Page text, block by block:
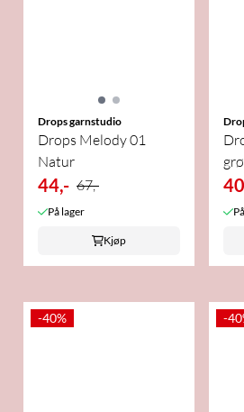
Drops garnstudio
Drops Melody 01
Natur
44,- 67,-
På lager
Kjøp
-40% -